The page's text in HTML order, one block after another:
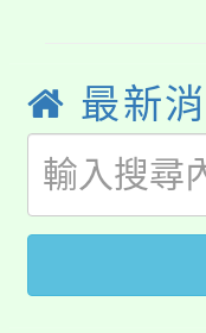
局官
8月
開!
115
田徑
桃園
視費
大園
大溪
最新